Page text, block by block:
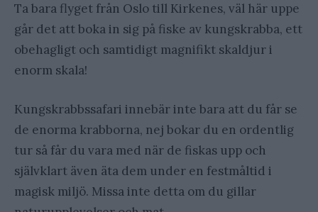
Ta bara flyget från Oslo till Kirkenes, väl här uppe
går det att boka in sig på fiske av kungskrabba, ett
obehagligt och samtidigt magnifikt skaldjur i
enorm skala!
Kungskrabbssafari innebär inte bara att du får se
de enorma krabborna, nej bokar du en ordentlig
tur så får du vara med när de fiskas upp och
självklart även äta dem under en festmåltid i
magisk miljö. Missa inte detta om du gillar